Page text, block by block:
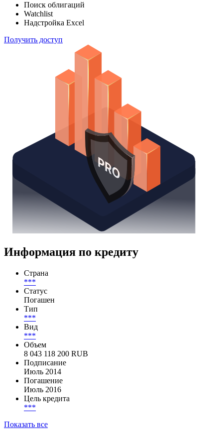
Поиск облигаций
Watchlist
Надстройка Excel
Получить доступ
Информация по кредиту
Страна
***
Статус
Погашен
Тип
***
Вид
***
Объем
8 043 118 200 RUB
Подписание
Июль 2014
Погашение
Июль 2016
Цель кредита
***
Показать все